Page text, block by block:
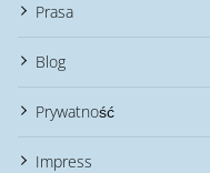
Prasa
Blog
Prywatność
Impress